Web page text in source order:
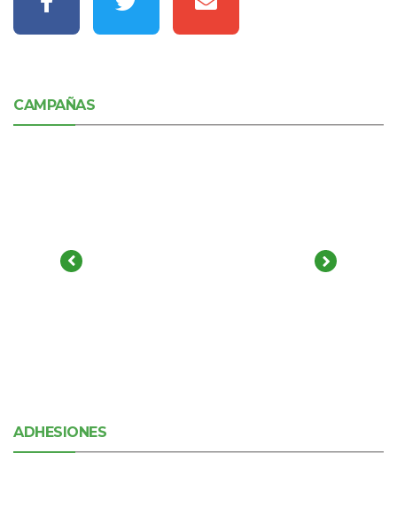
CAMPAÑAS
ADHESIONES